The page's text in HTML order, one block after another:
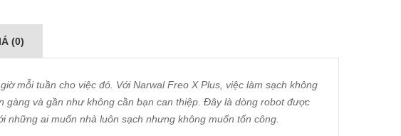
(0)
mỗi tuần cho việc đó. Với Narwal Freo X Plus, việc làm sạch không
gàng và gần như không cần bạn can thiệp. Đây là dòng robot được
ai muốn nhà luôn sạch nhưng không muốn tốn công.